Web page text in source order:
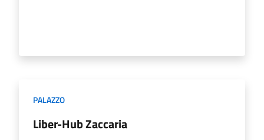
PALAZZO
Liber-Hub Zaccaria